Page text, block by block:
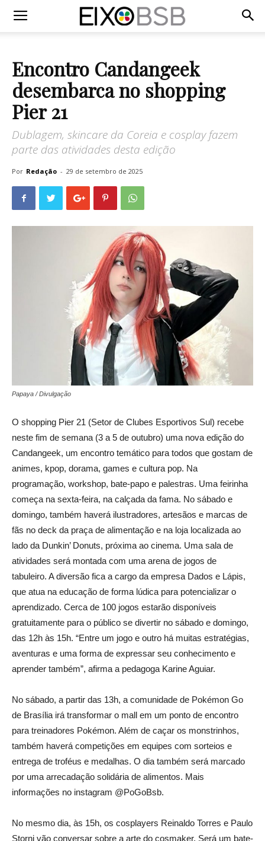
Encontro Candangeek
desembarca no shopping
Pier 21
Dublagem, skincare da Coreia e cosplay fazem
parte das atividades desta edição
Por Redação - 29 de setembro de 2025
Papaya / Divulgação
O shopping Pier 21 (Setor de Clubes Esportivos Sul) recebe
neste fim de semana (3 a 5 de outubro) uma nova edição do
Candangeek, um encontro temático para todos que gostam de
animes, kpop, dorama, games e cultura pop. Na
programação, workshop, bate-papo e palestras. Uma feirinha
começa na sexta-feira, na calçada da fama. No sábado e
domingo, também haverá ilustradores, artesãos e marcas de
fãs no deck da praça de alimentação e na loja localizada ao
lado da Dunkin’ Donuts, próxima ao cinema. Uma sala de
atividades será montada com uma arena de jogos de
tabuleiro. A diversão fica a cargo da empresa Dados e Lápis,
que atua na educação de forma lúdica para potencializar o
aprendizado. Cerca de 100 jogos estarão disponíveis
gratuitamente para o público se divertir no sábado e domingo,
das 12h às 15h. “Entre um jogo e outro há muitas estratégias,
aventuras e uma forma de expressar seu conhecimento e
aprender também”, afirma a pedagoga Karine Aguiar.
No sábado, a partir das 13h, a comunidade de Pokémon Go
de Brasília irá transformar o mall em um ponto de encontro
para treinadores Pokémon. Além de caçar os monstrinhos,
também haverá competições em equipes com sorteios e
entrega de troféus e medalhas. O dia também será marcado
por uma arrecadação solidária de alimentos. Mais
informações no instagram @PoGoBsb.
No mesmo dia, às 15h, os cosplayers Reinaldo Torres e Paulo
Storni vão conversar sobre a arte do cosmaker. Será um bate-